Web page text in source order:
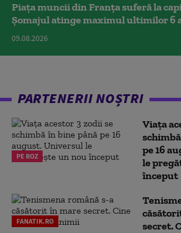
Piața muncii din Franța suferă la
Șomajul atinge maximul ultimilor 6
09.08.2026
PARTENERII NOȘTRI
PE ROZ
Viața
pe 16
le
început
FANATIK.RO
secret.